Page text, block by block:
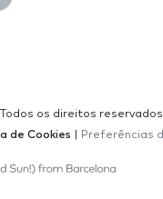
os direitos reservados
de Cookies Preferências